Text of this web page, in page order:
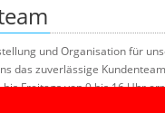
und Organisation für
das zuverlässige
Freitags von 9 bis 16 Uhr